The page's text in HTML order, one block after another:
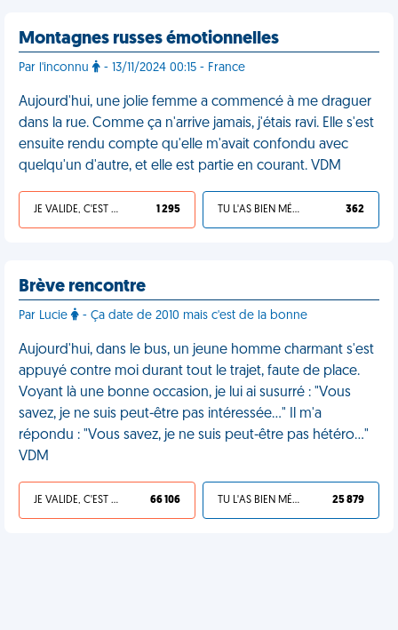
Montagnes russes émotionnelles
Par l'inconnu - 13/11/2024 00:15 - France
Aujourd'hui, une jolie femme a commencé à me draguer
dans la rue. Comme ça n'arrive jamais, j'étais ravi. Elle s'est
ensuite rendu compte qu'elle m'avait confondu avec
quelqu'un d'autre, et elle est partie en courant. VDM
JE VALIDE, C'EST UNE VDM 1 295 TU L'AS BIEN MÉRITÉ 362
Brève rencontre
Par Lucie - Ça date de 2010 mais c'est de la bonne
Aujourd'hui, dans le bus, un jeune homme charmant s'est
appuyé contre moi durant tout le trajet, faute de place.
Voyant là une bonne occasion, je lui ai susurré : "Vous
savez, je ne suis peut-être pas intéressée…" Il m'a
répondu : "Vous savez, je ne suis peut-être pas hétéro…"
VDM
JE VALIDE, C'EST UNE VDM 66 106 TU L'AS BIEN MÉRITÉ 25 879